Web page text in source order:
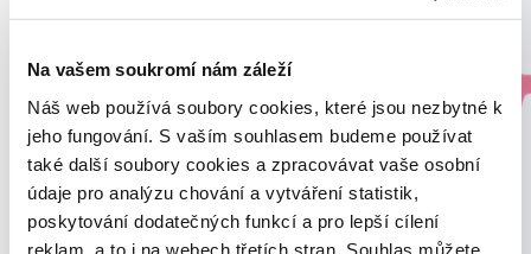
Na vašem soukromí nám záleží
Náš web používá soubory cookies, které jsou nezbytné k
jeho fungování. S vaším souhlasem budeme používat
také další soubory cookies a zpracovávat vaše osobní
údaje pro analýzu chování a vytváření statistik,
poskytování dodatečných funkcí a pro lepší cílení
reklam, a to i na webech třetích stran. Souhlas můžete
Akce Akce